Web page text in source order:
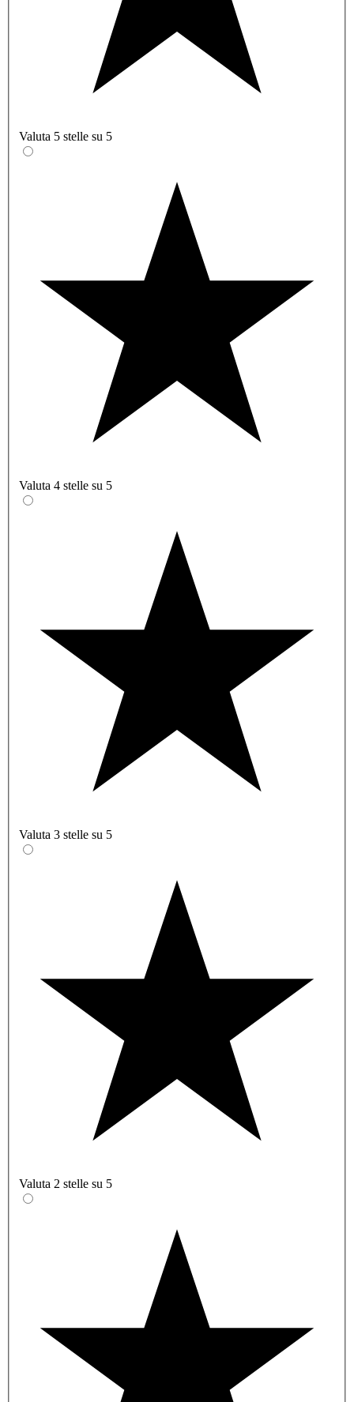
Valuta 5 stelle su 5
Valuta 4 stelle su 5
Valuta 3 stelle su 5
Valuta 2 stelle su 5